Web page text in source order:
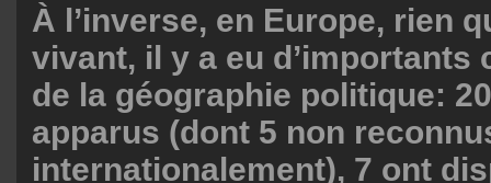
À l’inverse, en Europe, rien
vivant, il y a eu d’importants
de la géographie politique:
apparus (dont 5 non
internationalement), 7 ont